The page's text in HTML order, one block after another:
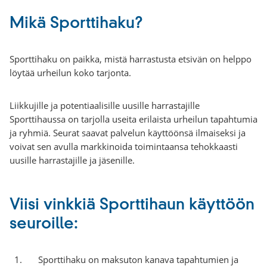
Mikä Sporttihaku?
Sporttihaku on paikka, mistä harrastusta etsivän on helppo
löytää urheilun koko tarjonta.
Liikkujille ja potentiaalisille uusille harrastajille
Sporttihaussa on tarjolla useita erilaista urheilun tapahtumia
ja ryhmiä. Seurat saavat palvelun käyttöönsä ilmaiseksi ja
voivat sen avulla markkinoida toimintaansa tehokkaasti
uusille harrastajille ja jäsenille.
Viisi vinkkiä Sporttihaun käyttöön
seuroille:
Sporttihaku on maksuton kanava tapahtumien ja